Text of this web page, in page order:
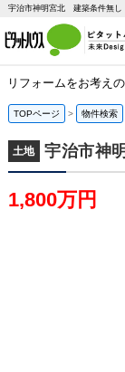
リフォームをお考え
TOPページ 物件検索
土地 宇治市神
1,800万円